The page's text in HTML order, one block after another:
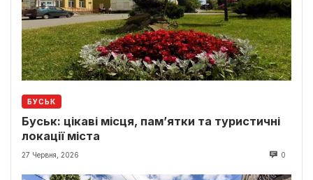
БУСЬК
Буськ: цікаві місця, пам’ятки та туристичні
локації міста
27 Червня, 2026 0